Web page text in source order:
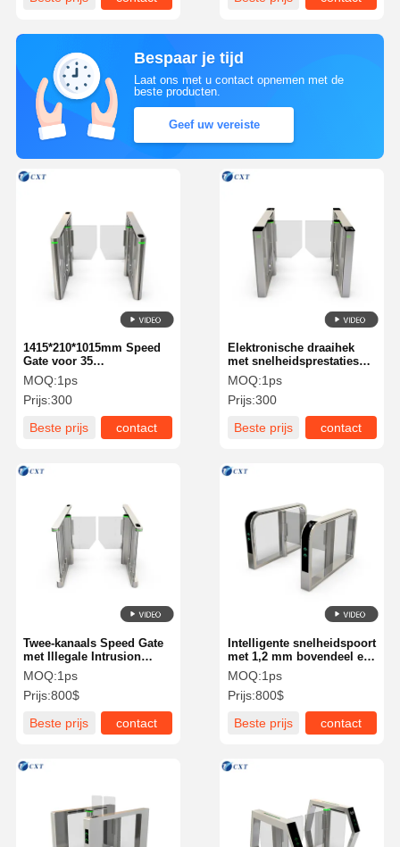
Bespaar je tijd
Laat ons met u contact opnemen met de
beste producten.
Geef uw vereiste
Elektronische draaihek
met snelheidsprestaties
RS485 TCP/IP
communicatie en
1415*210*1015mm
MOQ:1ps
Prijs:300
Beste prijs
contact
1415*210*1015mm Speed
Gate voor 35
Personen/minuut
Verkeerssnelheid 50Hz
Voedingsspanning
MOQ:1ps
Prijs:300
Beste prijs
contact
Intelligente snelheidspoort
met 1,2 mm bovendeel en
1,0 mm zijvoet
MOQ:1ps
Prijs:800$
Beste prijs
contact
Twee-kanaals Speed Gate
met Illegale Intrusion
Alarm voor Binnen en
Buiten Gebruik
MOQ:1ps
Prijs:800$
Beste prijs
contact